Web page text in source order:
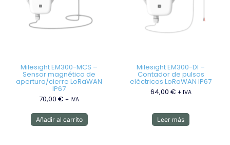
Milesight EM300-MCS –
Sensor magnético de
apertura/cierre LoRaWAN
IP67
70,00€ + IVA
Añadir al carrito
Milesight EM300-DI –
Contador de pulsos
eléctricos LoRaWAN IP67
64,00 € + IVA
Leer más